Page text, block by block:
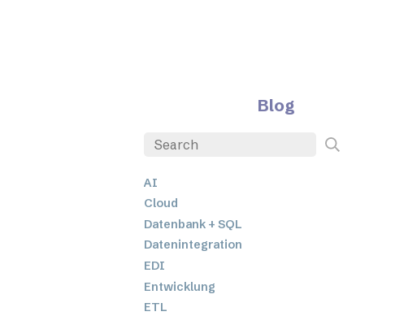
Blog
AI
Cloud
Datenbank + SQL
Datenintegration
EDI
Entwicklung
ETL